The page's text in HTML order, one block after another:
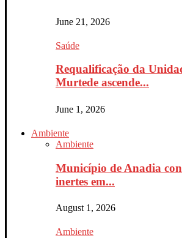
June 21, 2026
Saúde
Requalificação da
Murtede ascende...
June 1, 2026
Ambiente
Ambiente
Município de Anadia
inertes em...
August 1, 2026
Ambiente